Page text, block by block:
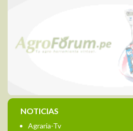
NOTICIAS
Agraria-Tv